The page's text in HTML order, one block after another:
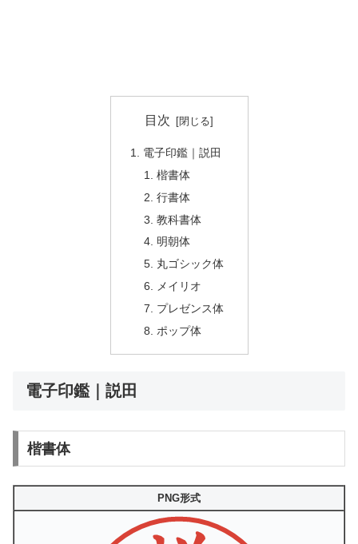
目次
電子印鑑｜説田
楷書体
行書体
教科書体
明朝体
丸ゴシック体
メイリオ
プレゼンス体
ポップ体
電子印鑑｜説田
楷書体
PNG形式